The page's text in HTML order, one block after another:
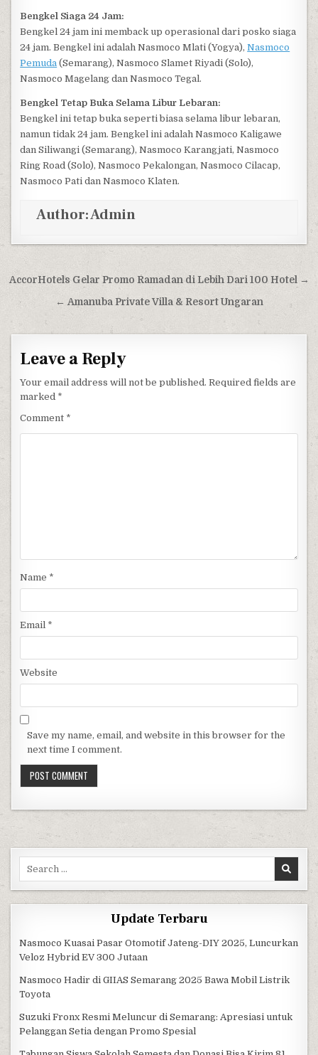
Bengkel Siaga 24 Jam:
Bengkel 24 jam ini memback up operasional dari posko siaga
24 jam. Bengkel ini adalah Nasmoco Mlati (Yogya),Nasmoco
Pemuda (Semarang), Nasmoco Slamet Riyadi (Solo),
Nasmoco Magelang dan Nasmoco Tegal.
Bengkel Tetap Buka Selama Libur Lebaran:
Bengkel ini tetap buka seperti biasa selama libur lebaran,
namun tidak 24 jam. Bengkel ini adalah Nasmoco Kaligawe
dan Siliwangi (Semarang), Nasmoco Karangjati, Nasmoco
Ring Road (Solo), Nasmoco Pekalongan, Nasmoco Cilacap,
Nasmoco Pati dan Nasmoco Klaten.
Author:Admin
Post navigation
AccorHotels Gelar Promo Ramadan di Lebih Dari 100 Hotel →
← Amanuba Private Villa & Resort Ungaran
Leave a Reply
Your email address will not be published. Required fields are
marked *
Comment *
Name *
Email *
Website
Save my name, email, and website in this browser for the
next time I comment.
Search for:
Update Terbaru
Nasmoco Kuasai Pasar Otomotif Jateng-DIY 2025, Luncurkan
Veloz Hybrid EV 300 Jutaan
Nasmoco Hadir di GIIAS Semarang 2025 Bawa Mobil Listrik
Toyota
Suzuki Fronx Resmi Meluncur di Semarang: Apresiasi untuk
Pelanggan Setia dengan Promo Spesial